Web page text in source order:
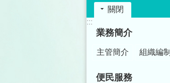
關閉
:::
業務簡介
主管簡介 組織編制
便民服務